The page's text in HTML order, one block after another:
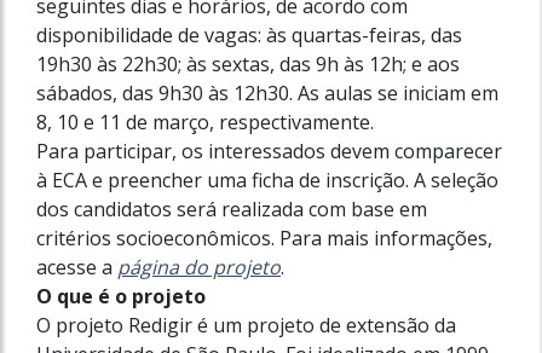
seguintes dias e horários, de acordo com
disponibilidade de vagas: às quartas-feiras, das
19h30 às 22h30; às sextas, das 9h às 12h; e aos
sábados, das 9h30 às 12h30. As aulas se iniciam em
8, 10 e 11 de março, respectivamente.
Para participar, os interessados devem comparecer
à ECA e preencher uma ficha de inscrição. A seleção
dos candidatos será realizada com base em
critérios socioeconômicos. Para mais informações,
acesse a página do projeto.
O que é o projeto
O projeto Redigir é um projeto de extensão da